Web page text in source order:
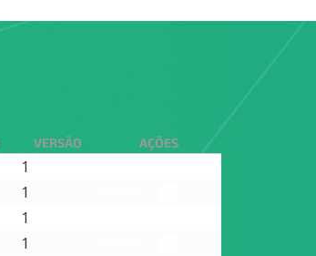
VERSÃO AÇÕES
1
1
1
1